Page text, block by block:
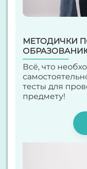
МЕТОДИЧКИ
Всё, что
тесты для
предмету!